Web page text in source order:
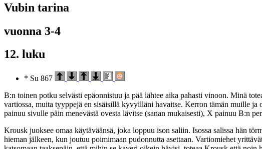
Vubin tarina
vuonna 3-4
12. luku
* Su 867
B:n toinen potku selvästi epäonnistuu ja pää lähtee aika pahasti vinoon. Minä
vartiossa, muita tyyppejä en sisäisillä kyvyilläni havaitse. Kerron tämän muille ja
painuu sivulle päin menevästä ovesta lävitse (sanan mukaisesti), X painuu B:n
Krousk juoksee omaa käytäväänsä, joka loppuu ison saliin. Isossa salissa hän
hieman jälkeen, kun joutuu poimimaan pudonnutta asettaan. Vartiomiehet